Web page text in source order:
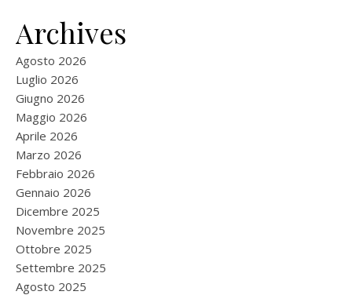
Archives
Agosto 2026
Luglio 2026
Giugno 2026
Maggio 2026
Aprile 2026
Marzo 2026
Febbraio 2026
Gennaio 2026
Dicembre 2025
Novembre 2025
Ottobre 2025
Settembre 2025
Agosto 2025